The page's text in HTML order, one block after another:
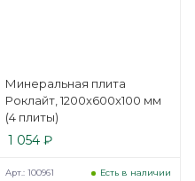
Минеральная плита
Роклайт, 1200x600x100 мм
(4 плиты)
1 054₽
Есть в наличии
Арт.: 100961